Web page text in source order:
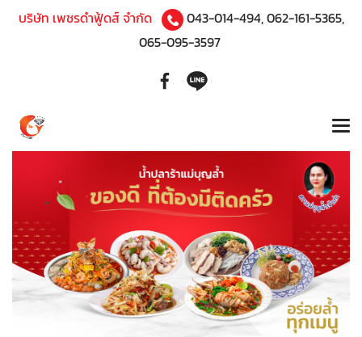
บริษัท เพชรดำฟู้ดส์ จำกัด 043-014-494,062-161-5365,
065-095-3597